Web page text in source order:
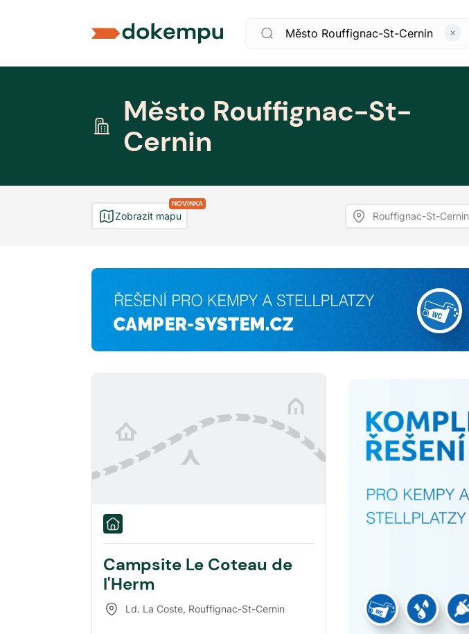
Město Rouffignac-St-
Cernin
NOVINKA
Zobrazit mapu Rouffignac-St-Cernin
Campsite Le Coteau de
l'Herm
Ld. La Coste, Rouffignac-St-Cernin